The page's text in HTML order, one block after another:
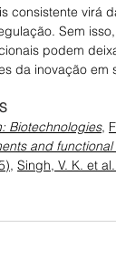
consistente virá
Sem
podem
da inovação em
Biotechnologies,
and functional
, Singh, V. K. et al.